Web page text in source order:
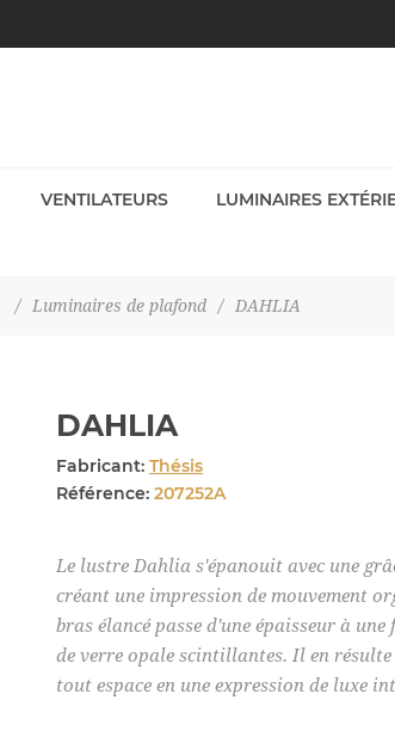
VENTILATEURS LUMINAIRES
/ Luminaires de plafond / DAHLIA
DAHLIA
Fabricant: Thésis
Référence: 207252A
Le lustre Dahlia s'épanouit avec une
créant une impression de mouvement
bras élancé passe d'une épaisseur à
de verre opale scintillantes. Il en
tout espace en une expression de luxe